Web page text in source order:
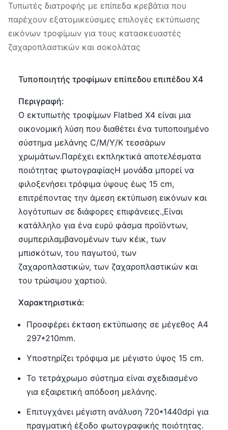
Τυπωτές διατροφής με επίπεδα κρεβάτια που
παρέχουν εξατομικεύσιμες επιλογές εκτύπωσης
εικόνων τροφίμων για τους κατασκευαστές
ζαχαροπλαστικών και σοκολάτας
Τυποποιητής τροφίμων επίπεδου επιπέδου X4
Περιγραφή:
Ο εκτυπωτής τροφίμων Flatbed X4 είναι μια
οικονομική λύση που διαθέτει ένα τυποποιημένο
σύστημα μελάνης C/M/Y/K τεσσάρων
χρωμάτων.Παρέχει εκπληκτικά αποτελέσματα
ποιότητας φωτογραφίαςΗ μονάδα μπορεί να
φιλοξενήσει τρόφιμα ύψους έως 15 cm,
επιτρέποντας την άμεση εκτύπωση εικόνων και
λογότυπων σε διάφορες επιφάνειες.,Είναι
κατάλληλο για ένα ευρύ φάσμα προϊόντων,
συμπεριλαμβανομένων των κέικ, των
μπισκότων, του παγωτού, των
ζαχαροπλαστικών, των ζαχαροπλαστικών και
του τρώσιμου χαρτιού.
Χαρακτηριστικά:
Προσφέρει έκταση εκτύπωσης σε μέγεθος A4
297*210mm.
Υποστηρίζει τρόφιμα με μέγιστο ύψος 15 cm.
Το τετράχρωμο σύστημα είναι σχεδιασμένο
για εξαιρετική απόδοση μελάνης.
Επιτυγχάνει μέγιστη ανάλυση 720*1440dpi για
πραγματική έξοδο φωτογραφικής ποιότητας.